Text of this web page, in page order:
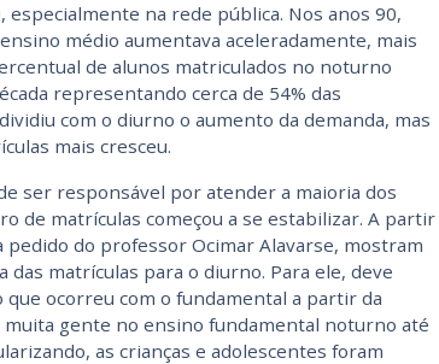
especialmente na rede pública. Nos anos 90,
médio aumentava aceleradamente, mais
de alunos matriculados no noturno
representando cerca de 54% das
com o diurno o aumento da demanda, mas
mais cresceu.
ser responsável por atender a maioria dos
de matrículas começou a se estabilizar. A partir
pedido do professor Ocimar Alavarse, mostram
matrículas para o diurno. Para ele, deve
ocorreu com o fundamental a partir da
muita gente no ensino fundamental noturno até
as crianças e adolescentes foram